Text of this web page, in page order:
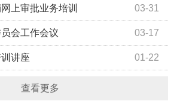
03-31
上审批业务培训
03-17
会工作会议
01-22
讲座
查看更多